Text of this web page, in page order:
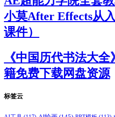
小莫After Effects从
课件）
《中国历代书法大
籍免费下载网盘资源
标签云